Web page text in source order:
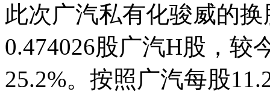
此次广汽私有化骏威的
0.474026股广汽H股，较
25.2%。按照广汽每股